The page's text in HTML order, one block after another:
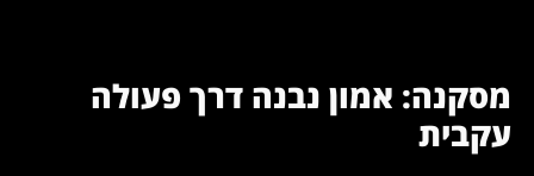
אמון נבנה דרך פעולה